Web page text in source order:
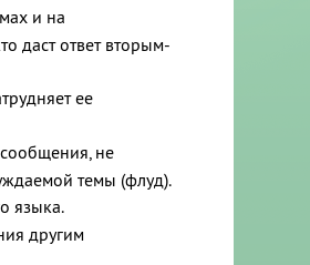
и на
даст ответ вторым-
ее
не
темы (флуд).
языка.
другим